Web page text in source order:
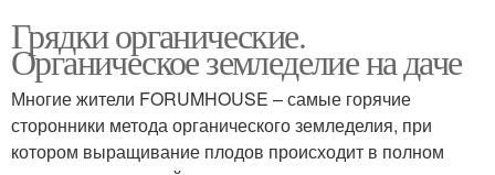
Грядки органические.
Органическое земледелие на даче
Многие жители FORUMHOUSE – самые горячие
сторонники метода органического земледелия, при
котором выращивание плодов происходит в полном